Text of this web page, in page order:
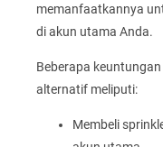
memanfaatkannya
di akun utama Anda.
Beberapa
alternatif meliputi:
Membeli